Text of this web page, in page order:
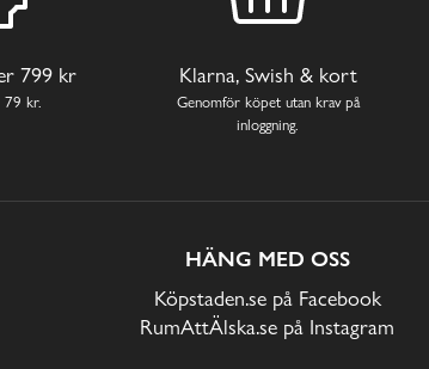
799 kr
79 kr.
Klarna, Swish & kort
Genomför köpet utan krav på
inloggning.
HÄNG MED OSS
Köpstaden.se på Facebook
RumAttÄlska.se på Instagram